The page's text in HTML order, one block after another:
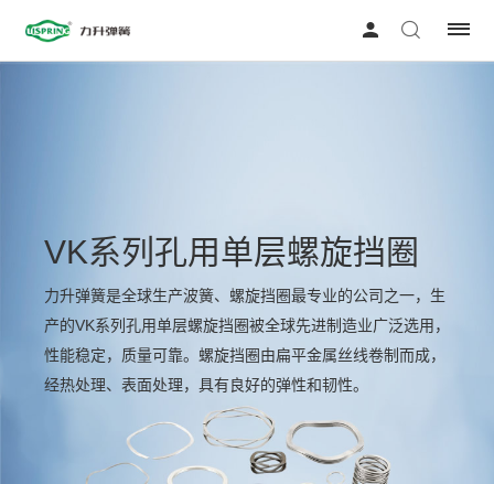
VK系列孔用单层螺旋挡圈
力升弹簧是全球生产波簧、螺旋挡圈最专业的公司之一，生
产的VK系列孔用单层螺旋挡圈被全球先进制造业广泛选用，
性能稳定，质量可靠。螺旋挡圈由扁平金属丝线卷制而成，
经热处理、表面处理，具有良好的弹性和韧性。